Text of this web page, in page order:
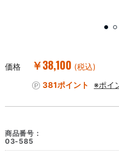
価格 ￥38,100 (税込)
381ポイント
※ポイ
商品番号：
03-585